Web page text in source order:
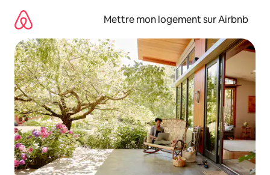
directement
contenu
Mettre mon logement sur Airbnb